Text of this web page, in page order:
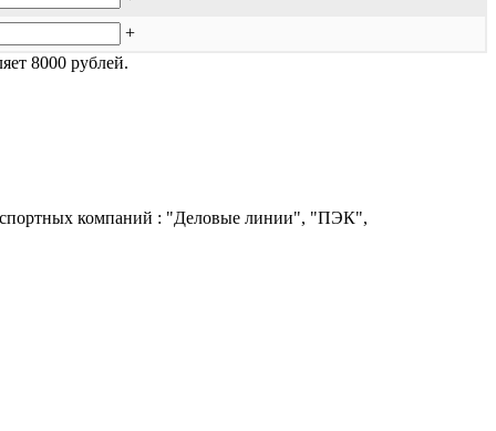
+
8000 рублей.
компаний : "Деловые линии", "ПЭК",